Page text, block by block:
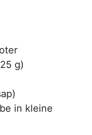
g)
in kleine